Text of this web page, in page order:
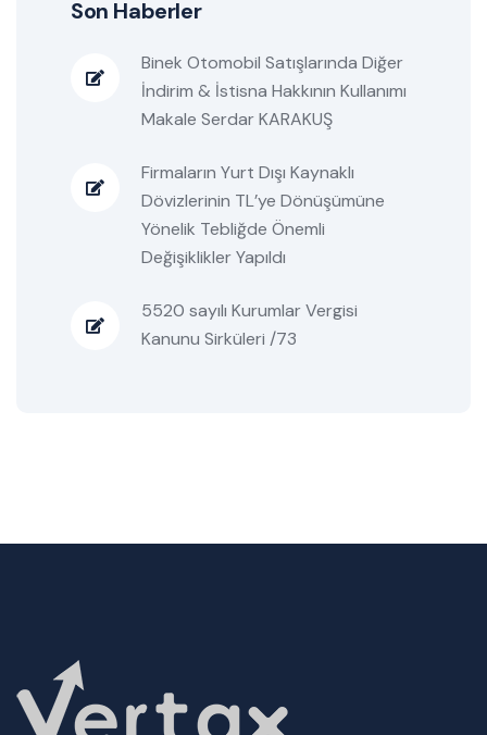
Son Haberler
Binek Otomobil Satışlarında Diğer
İndirim & İstisna Hakkının Kullanımı
Makale Serdar KARAKUŞ
Firmaların Yurt Dışı Kaynaklı
Dövizlerinin TL’ye Dönüşümüne
Yönelik Tebliğde Önemli
Değişiklikler Yapıldı
5520 sayılı Kurumlar Vergisi
Kanunu Sirküleri /73